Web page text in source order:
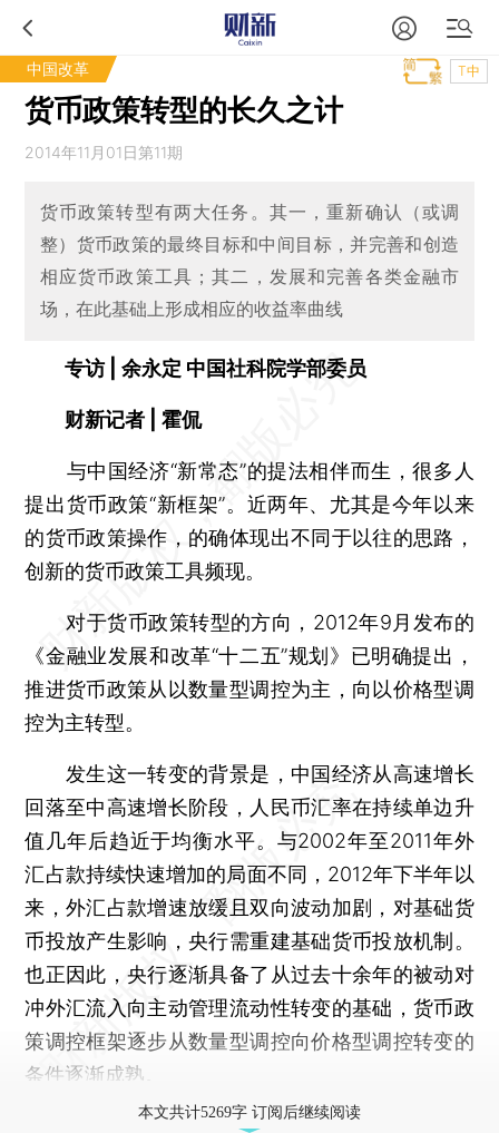
中国改革 T中
货币政策转型的长久之计
2014年11月01日第11期
货币政策转型有两大任务。其一，重新确认（或调
整）货币政策的最终目标和中间目标，并完善和创造
相应货币政策工具；其二，发展和完善各类金融市
场，在此基础上形成相应的收益率曲线
专访 | 余永定 中国社科院学部委员
财新记者 | 霍侃
与中国经济“新常态”的提法相伴而生，很多人
提出货币政策“新框架”。近两年、尤其是今年以来
的货币政策操作，的确体现出不同于以往的思路，
创新的货币政策工具频现。
对于货币政策转型的方向，2012年9月发布的
《金融业发展和改革“十二五”规划》已明确提出，
推进货币政策从以数量型调控为主，向以价格型调
控为主转型。
发生这一转变的背景是，中国经济从高速增长
回落至中高速增长阶段，人民币汇率在持续单边升
值几年后趋近于均衡水平。与2002年至2011年外
汇占款持续快速增加的局面不同，2012年下半年以
来，外汇占款增速放缓且双向波动加剧，对基础货
币投放产生影响，央行需重建基础货币投放机制。
也正因此，央行逐渐具备了从过去十余年的被动对
冲外汇流入向主动管理流动性转变的基础，货币政
策调控框架逐步从数量型调控向价格型调控转变的
条件逐渐成熟。
本文共计5269字 订阅后继续阅读